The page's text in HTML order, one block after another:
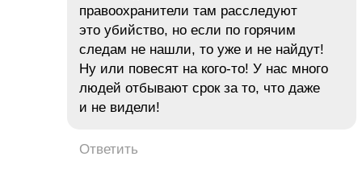
правоохранители там расследуют
это убийство, но если по горячим
следам не нашли, то уже и не найдут!
Ну или повесят на кого-то! У нас много
людей отбывают срок за то, что даже
и не видели!
Ответить